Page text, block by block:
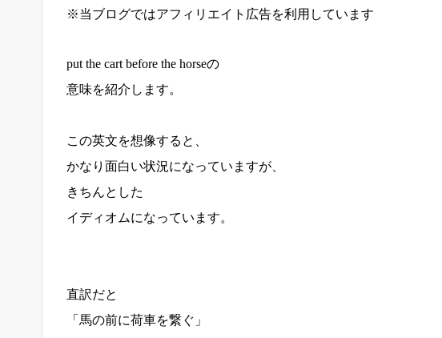
※当ブログではアフィリエイト広告を利用しています
put the cart before the horseの
意味を紹介します。
この英文を想像すると、
かなり面白い状況になっていますが、
きちんとした
イディオムになっています。
直訳だと
「馬の前に荷車を繋ぐ」